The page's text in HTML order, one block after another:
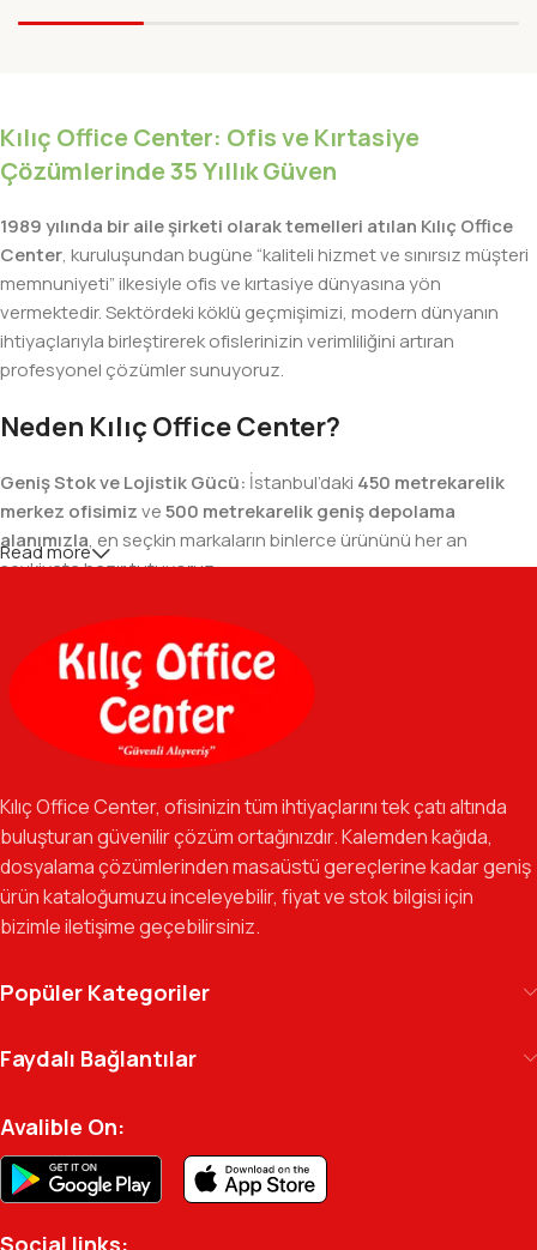
Kılıç Office Center: Ofis ve Kırtasiye
Çözümlerinde 35 Yıllık Güven
1989 yılında bir aile şirketi olarak temelleri atılan Kılıç Office
Center, kuruluşundan bugüne “kaliteli hizmet ve sınırsız müşteri
memnuniyeti” ilkesiyle ofis ve kırtasiye dünyasına yön
vermektedir. Sektördeki köklü geçmişimizi, modern dünyanın
ihtiyaçlarıyla birleştirerek ofislerinizin verimliliğini artıran
profesyonel çözümler sunuyoruz.
Neden Kılıç Office Center?
Geniş Stok ve Lojistik Gücü: İstanbul’daki 450 metrekarelik
merkez ofisimizve500 metrekarelik geniş depolama
alanımızla, en seçkin markaların binlerce ürününü her an
sevkiyata hazır tutuyoruz.
Geniş Ürün Yelpazesi:Temel kırtasiye malzemelerinden teknik
ofis gereçlerine kadar, iş hayatınızda ihtiyaç duyduğunuz her
şeyi tek bir çatı altında, en uygun fiyat avantajlarıyla bulmanızı
sağlıyoruz.
Özverili Takım Ruhu:İşini tutkuyla yapan, güler yüzlü ve çözüm
güvenilir bir yol arkadaşı olmayı hedefliyoruz.
Gelecek Vizyonu:Kurumsal kimliğimizi yeni iş birlikleri ve global
markalarla güçlendirerek, Türkiye genelinde müşteri ağımızı her
geçen gün büyütmeye devam ediyoruz.
Kılıç Office Center
arşivinizdeki dosyaya kadar her detayda yanınızda.
Ofisinizin enerjisini ve verimliliğini artırmak için
profesyonel kadromuzla hizmetinizdeyiz.
Read more
Kılıç Office Center, ofisinizin tüm ihtiyaçlarını tek çatı altında
buluşturan güvenilir çözüm ortağınızdır. Kalemden kağıda,
dosyalama çözümlerinden masaüstü gereçlerine kadar geniş
ürün kataloğumuzu inceleyebilir, fiyat ve stok bilgisi için
bizimle iletişime geçebilirsiniz.
Popüler Kategoriler
Faydalı Bağlantılar
Avalible On:
Social links: